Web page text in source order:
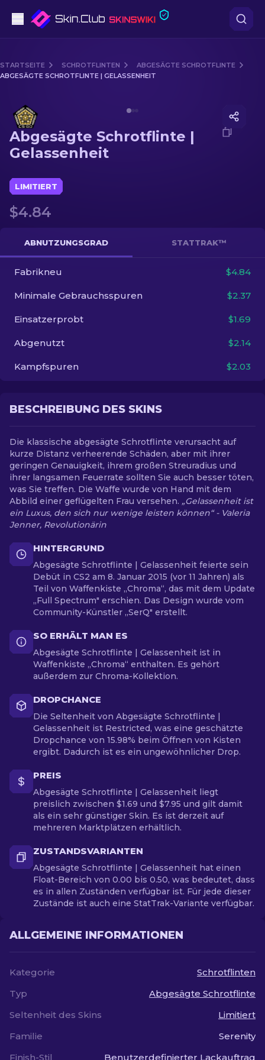
Mittelklasse
Gewehr
Scharfschützengewehr
Handschuh
Andere
DE
STARTSEITE SCHROTFLINTEN
ABGESÄGTE SCHROTFLINTE
ABGESÄGTE SCHROTFLINTE | GELASSENHEIT
Abgesägte Schrotflinte |
Gelassenheit
LIMITIERT
$4.84
ABNUTZUNGSGRAD STATTRAK™
Fabrikneu $4.84
Minimale Gebrauchsspuren $2.37
Einsatzerprobt $1.69
Abgenutzt $2.14
Kampfspuren $2.03
BESCHREIBUNG DES SKINS
Die klassische abgesägte Schrotflinte verursacht auf
kurze Distanz verheerende Schäden, aber mit ihrer
geringen Genauigkeit, ihrem großen Streuradius und
ihrer langsamen Feuerrate sollten Sie auch besser töten,
was Sie treffen. Die Waffe wurde von Hand mit dem
Abbild einer geflügelten Frau versehen. „Gelassenheit ist
ein Luxus, den sich nur wenige leisten können“ - Valeria
Jenner, Revolutionärin
HINTERGRUND
Abgesägte Schrotflinte | Gelassenheit feierte sein
Debüt in CS2 am 8. Januar 2015 (vor 11 Jahren) als
Teil von Waffenkiste „Chroma“, das mit dem Update
„Full Spectrum" erschien. Das Design wurde vom
Community-Künstler „SerQ" erstellt.
SO ERHÄLT MAN ES
Abgesägte Schrotflinte | Gelassenheit ist in
Waffenkiste „Chroma“ enthalten. Es gehört
außerdem zur Chroma-Kollektion.
DROPCHANCE
Die Seltenheit von Abgesägte Schrotflinte |
Gelassenheit ist Restricted, was eine geschätzte
Dropchance von 15.98% beim Öffnen von Kisten
ergibt. Dadurch ist es ein ungewöhnlicher Drop.
PREIS
Abgesägte Schrotflinte | Gelassenheit liegt
preislich zwischen $1.69 und $7.95 und gilt damit
als ein sehr günstiger Skin. Es ist derzeit auf
mehreren Marktplätzen erhältlich.
ZUSTANDSVARIANTEN
Abgesägte Schrotflinte | Gelassenheit hat einen
Float-Bereich von 0.00 bis 0.50, was bedeutet, dass
es in allen Zuständen verfügbar ist. Für jede dieser
Zustände ist auch eine StatTrak-Variante verfügbar.
ALLGEMEINE INFORMATIONEN
Kategorie
Schrotflinten
Typ
Abgesägte Schrotflinte
Seltenheit des Skins
Limitiert
Familie
Serenity
Finish-Stil
Benutzerdefinierter Lackauftrag